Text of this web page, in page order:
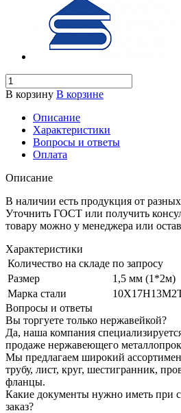
В корзину В корзине
Описание
Характеристики
Вопросы и ответы
Оплата
Описание
В наличии есть продукция от
Уточнить ГОСТ или получить
товару можно у менеджера или
Характеристики
Количество на складе по запросу
Размер
1,5 мм (1*2м)
Марка стали
Вопросы и ответы
Вы торгуете только нержавейкой?
Да, наша компания
продаже нержавеющего
Мы предлагаем широкий
трубу, лист, круг, шестигранник,
фланцы.
Какие документы нужно иметь при
заказ?